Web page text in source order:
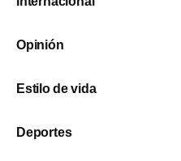
Opinión
Estilo de vida
Deportes